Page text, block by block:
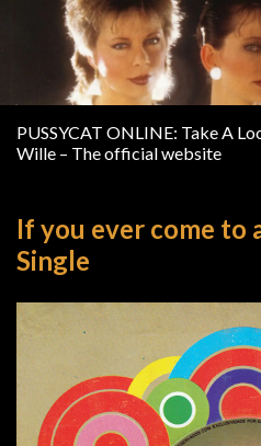
PUSSYCAT ONLINE: Take A
Wille – The official website
If you ever come to
Single